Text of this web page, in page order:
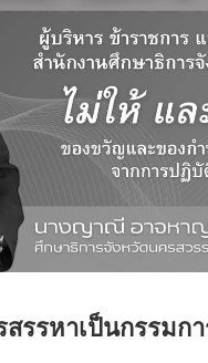
รหาเป็นกรรม